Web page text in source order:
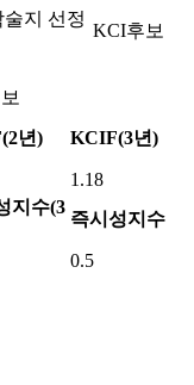
지 선정
KCI후보
년) KCIF(3년)
1.18
지수(3
즉시성지수
0.5